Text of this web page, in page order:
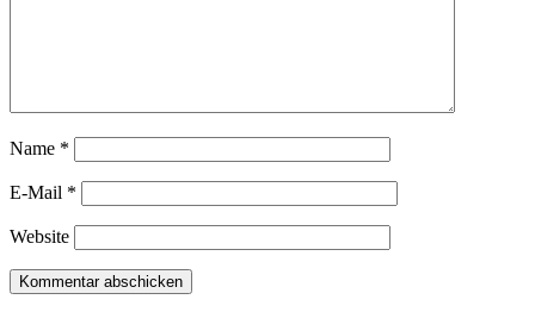
Name *
E-Mail *
Website